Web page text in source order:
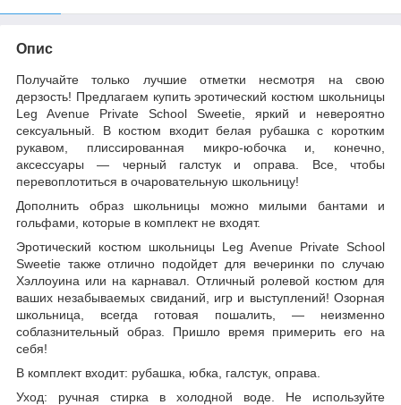
Опис
Получайте только лучшие отметки несмотря на свою
дерзость! Предлагаем купить эротический костюм школьницы
Leg Avenue Private School Sweetie, яркий и невероятно
сексуальный. В костюм входит белая рубашка с коротким
рукавом, плиссированная микро-юбочка и, конечно,
аксессуары — черный галстук и оправа. Все, чтобы
перевоплотиться в очаровательную школьницу!
Дополнить образ школьницы можно милыми бантами и
гольфами, которые в комплект не входят.
Эротический костюм школьницы Leg Avenue Private School
Sweetie также отлично подойдет для вечеринки по случаю
Хэллоуина или на карнавал. Отличный ролевой костюм для
ваших незабываемых свиданий, игр и выступлений! Озорная
школьница, всегда готовая пошалить, — неизменно
соблазнительный образ. Пришло время примерить его на
себя!
В комплект входит: рубашка, юбка, галстук, оправа.
Уход: ручная стирка в холодной воде. Не используйте